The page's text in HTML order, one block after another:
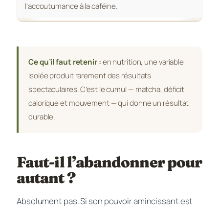
l’accoutumance à la caféine.
Ce qu’il faut retenir :en nutrition, une variable
isolée produit rarement des résultats
spectaculaires. C’est le cumul — matcha, déficit
calorique et mouvement — qui donne un résultat
durable.
Faut-il l’abandonner pour
autant ?
Absolument pas. Si son pouvoir amincissant est